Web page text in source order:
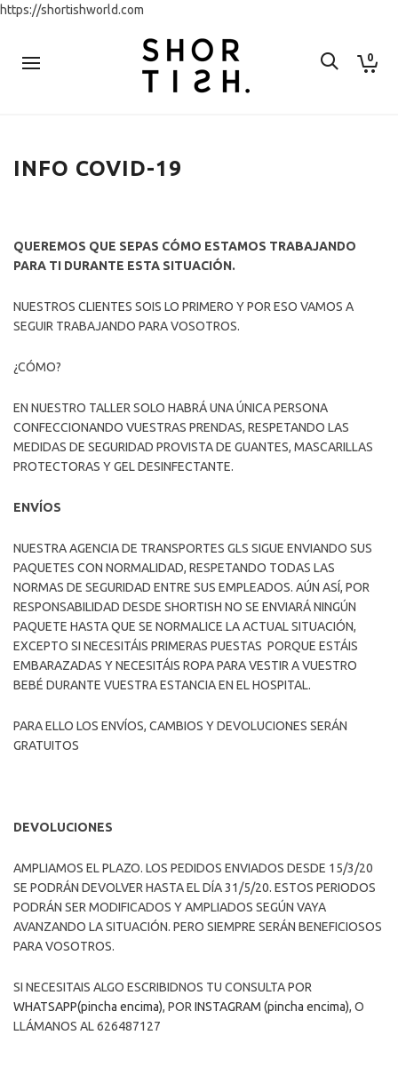
https://shortishworld.com
0
INFO COVID-19
QUEREMOS QUE SEPAS CÓMO ESTAMOS TRABAJANDO
PARA TI DURANTE ESTA SITUACIÓN.
NUESTROS CLIENTES SOIS LO PRIMERO Y POR ESO VAMOS A
SEGUIR TRABAJANDO PARA VOSOTROS.
¿CÓMO?
EN NUESTRO TALLER SOLO HABRÁ UNA ÚNICA PERSONA
CONFECCIONANDO VUESTRAS PRENDAS, RESPETANDO LAS
MEDIDAS DE SEGURIDAD PROVISTA DE GUANTES, MASCARILLAS
PROTECTORAS Y GEL DESINFECTANTE.
ENVÍOS
NUESTRA AGENCIA DE TRANSPORTES GLS SIGUE ENVIANDO SUS
PAQUETES CON NORMALIDAD, RESPETANDO TODAS LAS
NORMAS DE SEGURIDAD ENTRE SUS EMPLEADOS. AÚN ASÍ, POR
RESPONSABILIDAD DESDE SHORTISH NO SE ENVIARÁ NINGÚN
PAQUETE HASTA QUE SE NORMALICE LA ACTUAL SITUACIÓN,
EXCEPTO SI NECESITÁIS PRIMERAS PUESTAS PORQUE ESTÁIS
EMBARAZADAS Y NECESITÁIS ROPA PARA VESTIR A VUESTRO
BEBÉ DURANTE VUESTRA ESTANCIA EN EL HOSPITAL.
PARA ELLO LOS ENVÍOS, CAMBIOS Y DEVOLUCIONES SERÁN
GRATUITOS
DEVOLUCIONES
AMPLIAMOS EL PLAZO. LOS PEDIDOS ENVIADOS DESDE 15/3/20
SE PODRÁN DEVOLVER HASTA EL DÍA 31/5/20. ESTOS PERIODOS
PODRÁN SER MODIFICADOS Y AMPLIADOS SEGÚN VAYA
AVANZANDO LA SITUACIÓN. PERO SIEMPRE SERÁN BENEFICIOSOS
PARA VOSOTROS.
SI NECESITAIS ALGO ESCRIBIDNOS TU CONSULTA POR
WHATSAPP(pincha encima), POR INSTAGRAM (pincha encima), O
LLÁMANOS AL 626487127